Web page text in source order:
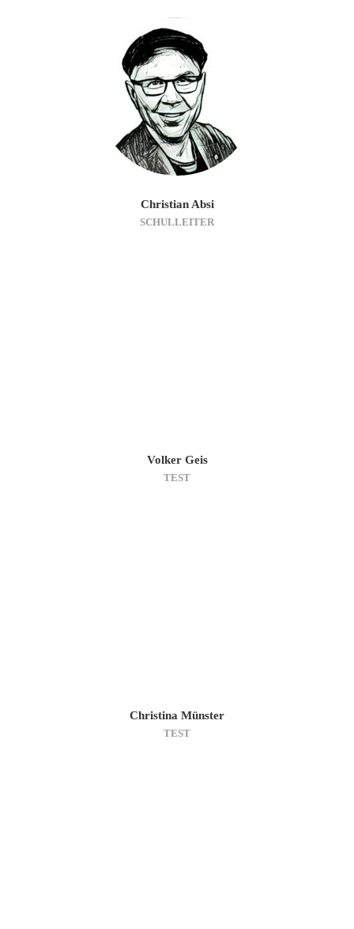
Christian Absi
SCHULLEITER
Volker Geis
TEST
Christina Münster
TEST